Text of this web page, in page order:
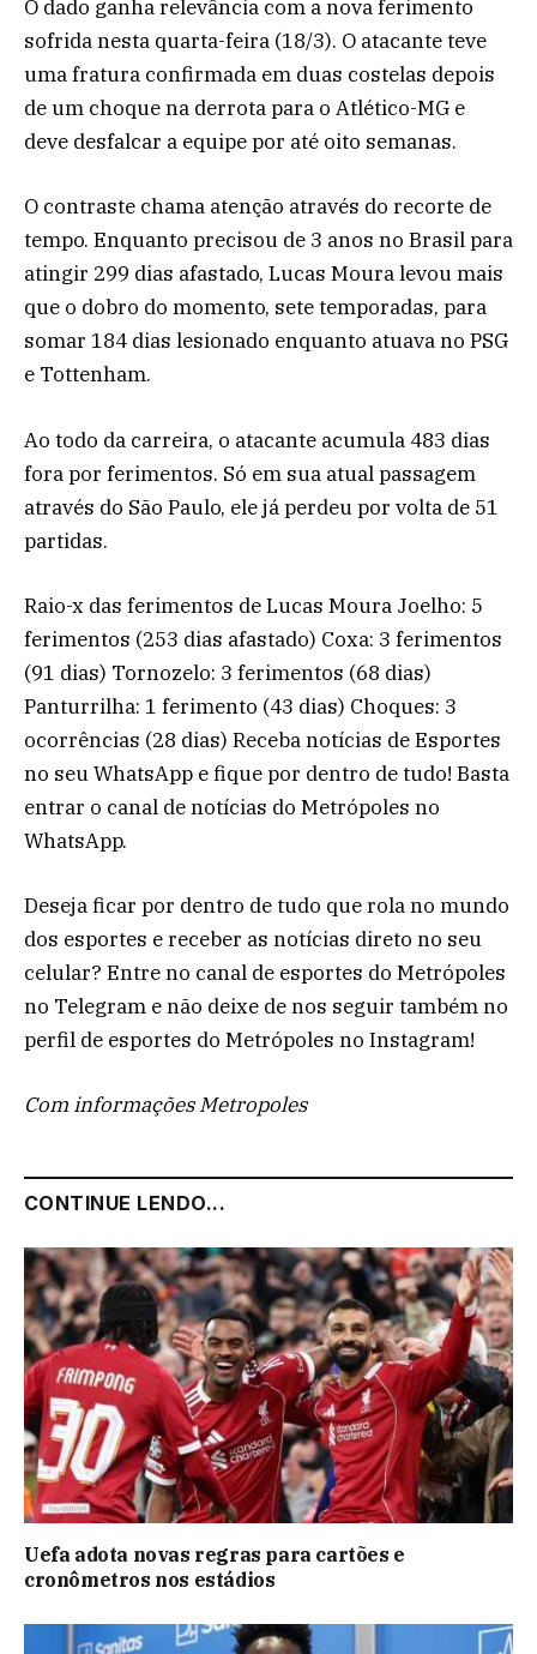
O dado ganha relevância com a nova ferimento
sofrida nesta quarta-feira (18/3). O atacante teve
uma fratura confirmada em duas costelas depois
de um choque na derrota para o Atlético-MG e
deve desfalcar a equipe por até oito semanas.
O contraste chama atenção através do recorte de
tempo. Enquanto precisou de 3 anos no Brasil para
atingir 299 dias afastado, Lucas Moura levou mais
que o dobro do momento, sete temporadas, para
somar 184 dias lesionado enquanto atuava no PSG
e Tottenham.
Ao todo da carreira, o atacante acumula 483 dias
fora por ferimentos. Só em sua atual passagem
através do São Paulo, ele já perdeu por volta de 51
partidas.
Raio-x das ferimentos de Lucas Moura Joelho: 5
ferimentos (253 dias afastado) Coxa: 3 ferimentos
(91 dias) Tornozelo: 3 ferimentos (68 dias)
Panturrilha: 1 ferimento (43 dias) Choques: 3
ocorrências (28 dias) Receba notícias de Esportes
no seu WhatsApp e fique por dentro de tudo! Basta
entrar o canal de notícias do Metrópoles no
WhatsApp.
Deseja ficar por dentro de tudo que rola no mundo
dos esportes e receber as notícias direto no seu
celular? Entre no canal de esportes do Metrópoles
no Telegram e não deixe de nos seguir também no
perfil de esportes do Metrópoles no Instagram!
Com informações Metropoles
CONTINUE LENDO...
Uefa adota novas regras para cartões e
cronômetros nos estádios